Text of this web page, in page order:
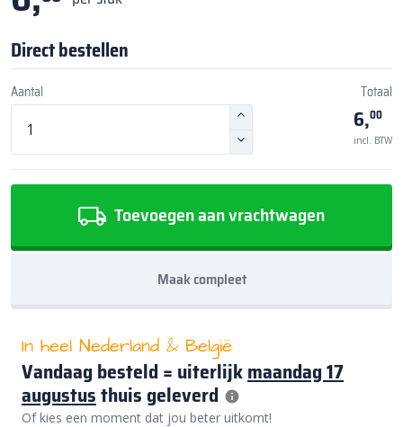
Direct bestellen
Aantal Totaal
6,00
incl. BTW
Toevoegen aan vrachtwagen
Maak compleet
In heel Nederland & België
Vandaag besteld = uiterlijkmaandag 17
augustusthuis geleverd
Of kies een moment dat jou beter uitkomt!